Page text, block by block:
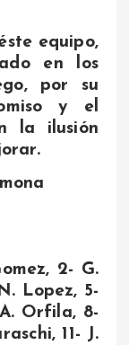
equipo,
en los
por su
y el
la ilusión
2- G.
Lopez, 5-
Orfila, 8-
11- J.